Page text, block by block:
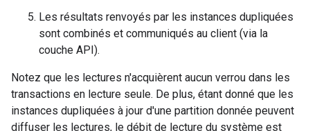
Les résultats renvoyés par les instances dupliquées
sont combinés et communiqués au client (via la
couche API).
Notez que les lectures n'acquièrent aucun verrou dans les
transactions en lecture seule. De plus, étant donné que les
instances dupliquées à jour d'une partition donnée peuvent
diffuser les lectures, le débit de lecture du système est